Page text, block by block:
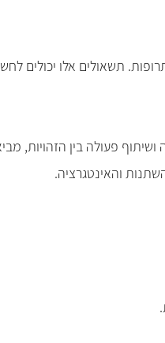
תשאולים אלו יכולים
פעולה בין הזהויות,
והאינטגרציה.